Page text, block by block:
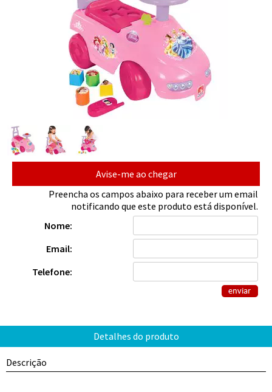
Avise-me ao chegar
Preencha os campos abaixo para receber um email
notificando que este produto está disponível.
Nome:
Email:
Telefone:
Descrição